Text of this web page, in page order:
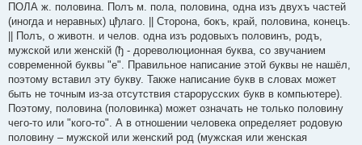
ПОЛА ж. половина. Полъ м. пола, половина, одна изъ двухъ частей
(иногда и неравных) цђлаго. || Сторона, бокъ, край, половина, конецъ.
|| Полъ, о животн. и челов. одна изъ родовыхъ половинъ, родъ,
мужской или женскій (ђ - дореволюционная буква, со звучанием
современной буквы "е". Правильное написание этой буквы не нашёл,
поэтому вставил эту букву. Также написание букв в словах может
быть не точным из-за отсутствия старорусских букв в компьютере).
Поэтому, половина (половинка) может означать не только половину
чего-то или "кого-то". А в отношении человека определяет родовую
половину – мужской или женский род (мужская или женская